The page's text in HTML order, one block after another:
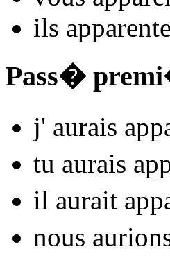
ils apparente
Pass�
j' aurais
tu aurais
il aurait
nous